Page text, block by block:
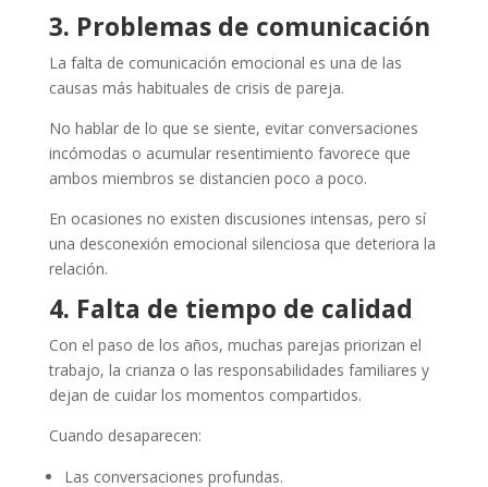
3. Problemas de comunicación
La falta de comunicación emocional es una de las
causas más habituales de crisis de pareja.
No hablar de lo que se siente, evitar conversaciones
incómodas o acumular resentimiento favorece que
ambos miembros se distancien poco a poco.
En ocasiones no existen discusiones intensas, pero sí
una desconexión emocional silenciosa que deteriora la
relación.
4. Falta de tiempo de calidad
Con el paso de los años, muchas parejas priorizan el
trabajo, la crianza o las responsabilidades familiares y
dejan de cuidar los momentos compartidos.
Cuando desaparecen:
Las conversaciones profundas.